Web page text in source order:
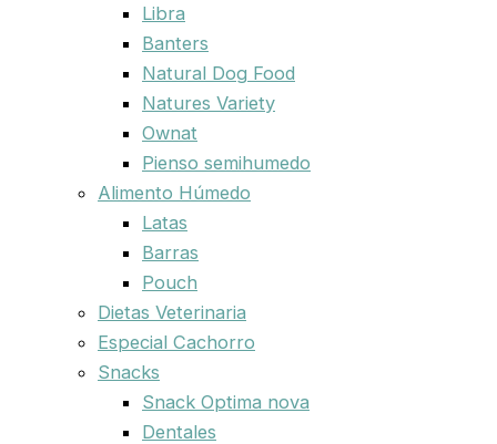
Libra
Banters
Natural Dog Food
Natures Variety
Ownat
Pienso semihumedo
Alimento Húmedo
Latas
Barras
Pouch
Dietas Veterinaria
Especial Cachorro
Snacks
Snack Optima nova
Dentales